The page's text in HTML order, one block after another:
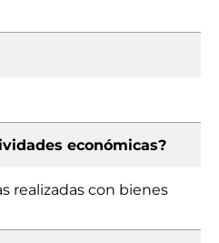
económicas?
realizadas con bienes